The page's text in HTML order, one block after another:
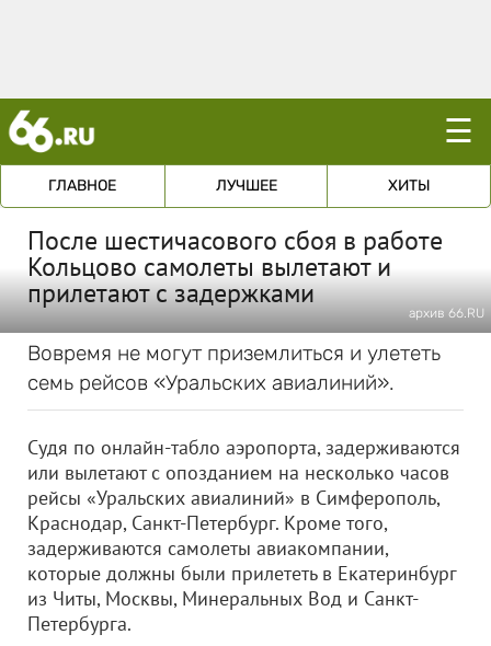
☰
ГЛАВНОЕ ЛУЧШЕЕ ХИТЫ
После шестичасового сбоя в работе
Кольцово самолеты вылетают и
прилетают с задержками
архив 66.RU
Вовремя не могут приземлиться и улететь
семь рейсов «Уральских авиалиний».
Судя по онлайн-табло аэропорта, задерживаются
или вылетают с опозданием на несколько часов
рейсы «Уральских авиалиний» в Симферополь,
Краснодар, Санкт-Петербург. Кроме того,
задерживаются самолеты авиакомпании,
которые должны были прилететь в Екатеринбург
из Читы, Москвы, Минеральных Вод и Санкт-
Петербурга.